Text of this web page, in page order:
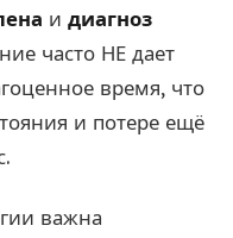
и диагноз
часто НЕ дает
время, что
и потере ещё
важна